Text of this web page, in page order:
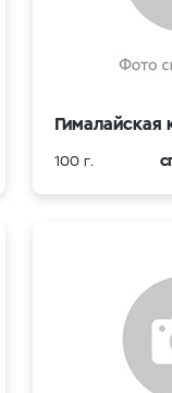
Гималайская
100 г.